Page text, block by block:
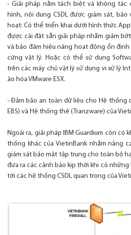
- Giải pháp nằm tách biệt và không tác
hình, nội dung CSDL được giám sát,
hoạt: Có thể triển khai dưới hình thức
được cài đặt sẵn giải pháp nhằm giảm
và bảo đảm hiệu năng hoạt động ổn
cứng vật lý. Hoặc có thể sử dụng
trên các máy chủ vật lý sử dụng vi xử lý
ảo hóa VMware ESX.
- Đảm bảo an toàn dữ liệu cho Hệ thống
EBS) và Hệ thống thẻ (Tranzware) của
Ngoài ra, giải pháp IBM Guardium còn có
thống khác của VietinBank nhằm nâng
giám sát bảo mật tập trung cho toàn bộ
đưa ra các cảnh báo kịp thời khi có
tới các hệ thống CSDL quan trọng của